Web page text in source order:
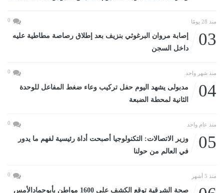
منذ 28 يومًا 0
03
إصابة مروان البرغوثي بنزيف بعد إطلاق رصاصة مطاطية عليه
داخل السجن
منذ شهر واحد 0
04
مدبولى يشهد اليوم حفل تركيب وعاء ضغط المفاعل للوحدة
الثانية لمحطة الضبعة
منذ عام واحد 0
05
وزير الاتصالات: التكنولوجيا أصبحت أداة رئيسية لفهم ما يدور
في العالم من حولنا
منذ 5 أشهر 0
صحة الشرقية توقع الكشف على 1600 مواطن بأبوحمادالأمس